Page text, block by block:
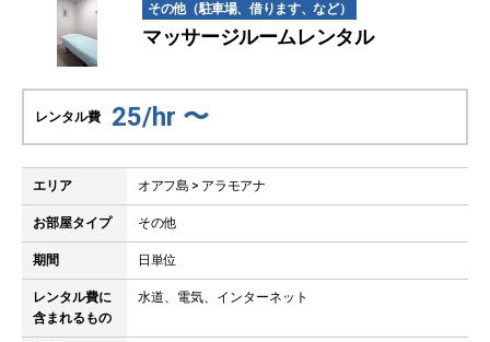
その他（駐車場、借ります、など）
マッサージルームレンタル
レンタル費 25/hr 〜
エリア オアフ島 > アラモアナ
お部屋タイプ その他
期間 日単位
レンタル費に
含まれるもの
水道、電気、インターネット